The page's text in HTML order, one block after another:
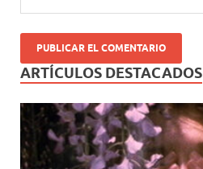
ARTÍCULOS DESTACADOS